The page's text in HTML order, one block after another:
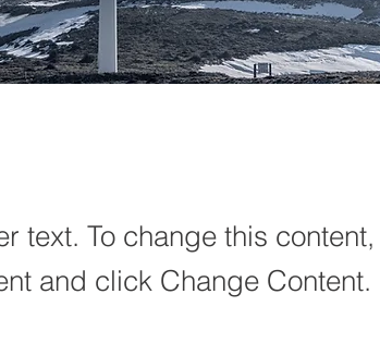
text. To change this
and click Change Content.